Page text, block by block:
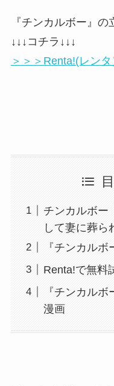
『チンカルボー』の
↓↓↓コチラ↓↓↓
＞＞＞Renta!(レンタ
チンカルボー
して妻に葬ら
『チンカル
Renta!で無料
『チンカル
漫画